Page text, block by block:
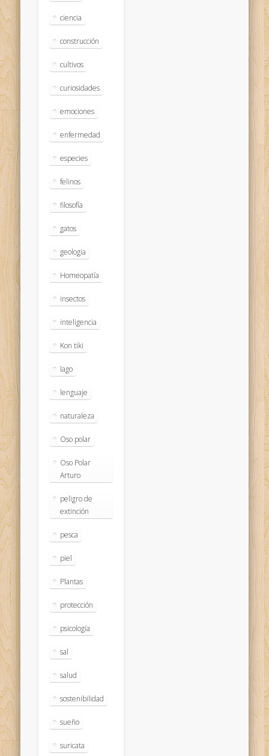
ciencia
construcción
cultivos
curiosidades
emociones
enfermedad
especies
felinos
filosofía
gatos
geologia
Homeopatía
insectos
inteligencia
Kon tiki
lago
lenguaje
naturaleza
Oso polar
Oso Polar
Arturo
peligro de
extinción
pesca
piel
Plantas
protección
psicología
sal
salud
sostenibilidad
sueño
suricata